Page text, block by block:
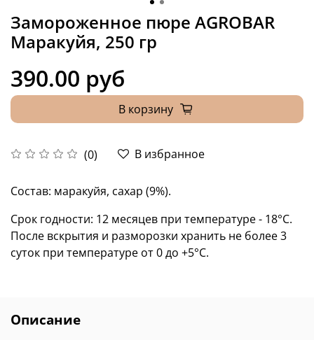
Замороженное пюре АGROBAR
Маракуйя, 250 гр
(0) В избранное
390.00 руб
В корзину
Состав: маракуйя, сахар (9%).
Срок годности: 12 месяцев при температуре - 18°C.
После вскрытия и разморозки хранить не более 3
суток при температуре от 0 до +5°C.
Описание